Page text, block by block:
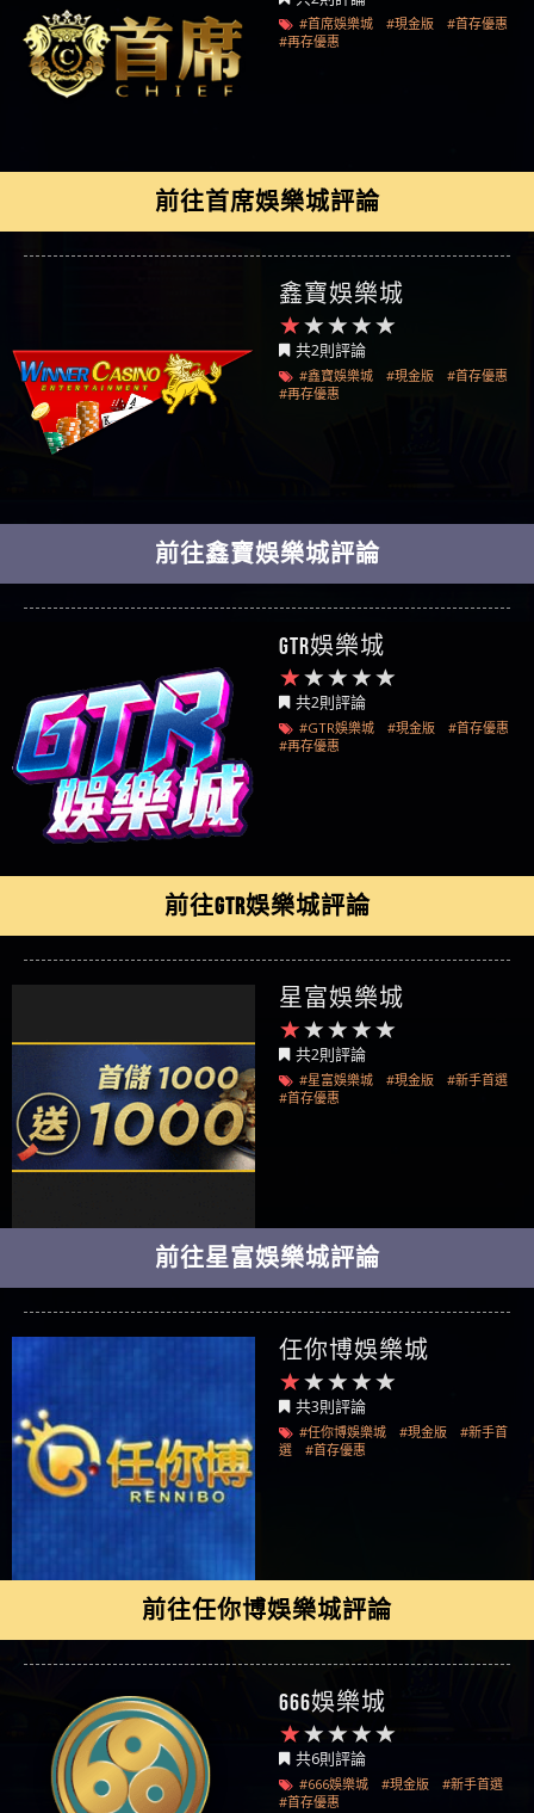
#首席娛樂城 #現金版
#首存優惠
#再存優惠
前往首席娛樂城評論
鑫寶娛樂城
共2則評論
#鑫寶娛樂城 #現金版
#首存優惠
#再存優惠
前往鑫寶娛樂城評論
GTR娛樂城
共2則評論
#GTR娛樂城 #現金版
#首存優惠
#再存優惠
前往GTR娛樂城評論
星富娛樂城
共2則評論
#星富娛樂城 #現金版
#新手首選
#首存優惠
前往星富娛樂城評論
任你博娛樂城
共3則評論
#任你博娛樂城 #現金版
#新手首
選
#首存優惠
前往任你博娛樂城評論
666娛樂城
共6則評論
#666娛樂城 #現金版
#新手首選
#首存優惠